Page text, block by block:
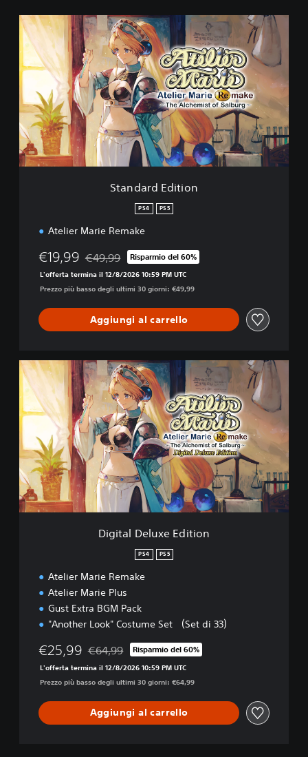
S
a
n
d
a
r
d
E
d
i
t
Standard Edition
PS4 PS5
Atelier Marie Remake
€19,99 Scontato dal prezzo originale di €49,99
€49,99 Risparmio del 60%
L'offerta termina il 12/8/2026 10:59 PM UTC
Prezzo più basso degli ultimi 30 giorni: €49,99
Aggiungi al carrello
D
g
t
a
D
e
l
u
x
Digital Deluxe Edition
PS4 PS5
Atelier Marie Remake
Atelier Marie Plus
Gust Extra BGM Pack
"Another Look" Costume Set （Set di 33）
€25,99 Scontato dal prezzo originale di €64,99
€64,99 Risparmio del 60%
L'offerta termina il 12/8/2026 10:59 PM UTC
Prezzo più basso degli ultimi 30 giorni: €64,99
Aggiungi al carrello